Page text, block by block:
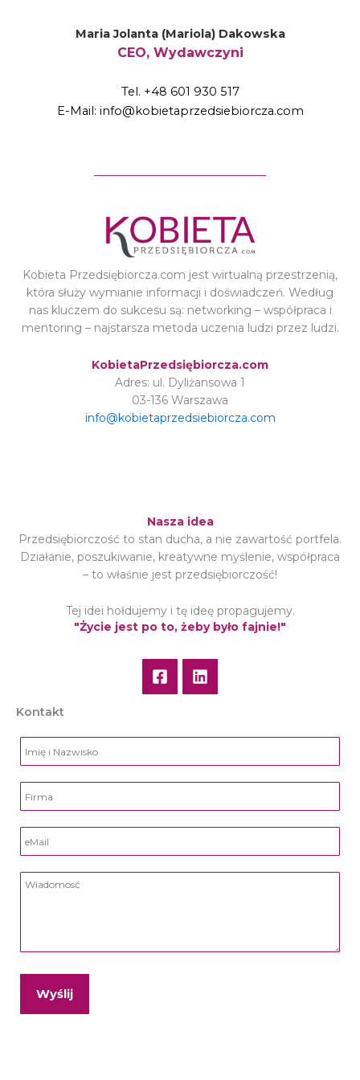
Maria Jolanta (Mariola) Dakowska
CEO, Wydawczyni
Tel. +48 601 930 517
E-Mail: info@kobietaprzedsiebiorcza.com
Kobieta Przedsiębiorcza.com jest wirtualną przestrzenią,
która służy wymianie informacji i doświadczeń. Według
nas kluczem do sukcesu są: networking – współpraca i
mentoring – najstarsza metoda uczenia ludzi przez ludzi.
KobietaPrzedsiębiorcza.com
Adres: ul. Dyliżansowa 1
03-136 Warszawa
info@kobietaprzedsiebiorcza.com
Nasza idea
Przedsiębiorczość to stan ducha, a nie zawartość portfela.
Działanie, poszukiwanie, kreatywne myślenie, współpraca
– to właśnie jest przedsiębiorczość!
Tej idei hołdujemy i tę ideę propagujemy.
"Życie jest po to, żeby było fajnie!"
Kontakt